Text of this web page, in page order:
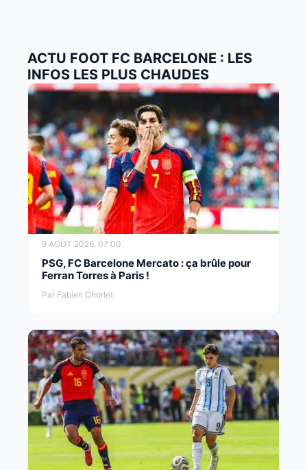
ACTU FOOT FC BARCELONE : LES
INFOS LES PLUS CHAUDES
9 AOÛT 2026, 07:00
PSG, FC Barcelone Mercato : ça brûle pour
Ferran Torres à Paris !
Par Fabien Chorlet